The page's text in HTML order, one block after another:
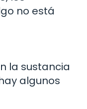
no está
la sustancia
algunos